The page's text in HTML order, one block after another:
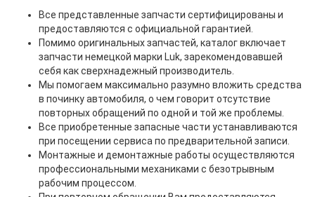
Все представленные запчасти сертифицированы и
предоставляются с официальной гарантией.
Помимо оригинальных запчастей, каталог включает
запчасти немецкой марки Luk, зарекомендовавшей
себя как сверхнадежный производитель.
Мы помогаем максимально разумно вложить средства
в починку автомобиля, о чем говорит отсутствие
повторных обращений по одной и той же проблемы.
Все приобретенные запасные части устанавливаются
при посещении сервиса по предварительной записи.
Монтажные и демонтажные работы осуществляются
профессиональными механиками с безотрывным
рабочим процессом.